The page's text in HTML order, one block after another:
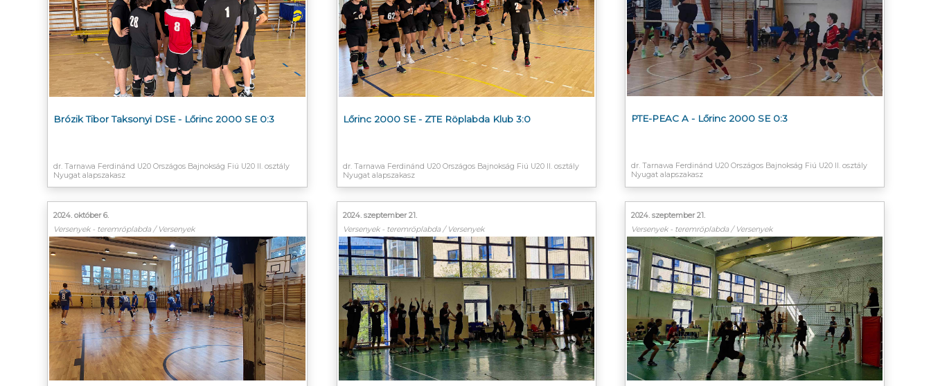
Brózik Tibor Taksonyi DSE - Lőrinc 2000 SE 0:3
dr. Tarnawa Ferdinánd U20 Országos Bajnokság Fiú U20 II. osztály
Nyugat alapszakasz
Lőrinc 2000 SE - ZTE Röplabda Klub 3:0
dr. Tarnawa Ferdinánd U20 Országos Bajnokság Fiú U20 II. osztály
Nyugat alapszakasz
PTE-PEAC A - Lőrinc 2000 SE 0:3
dr. Tarnawa Ferdinánd U20 Országos Bajnokság Fiú U20 II. osztály
Nyugat alapszakasz
2024. október 6.
Versenyek - teremröplabda / Versenyek
2024. szeptember 21.
Versenyek - teremröplabda / Versenyek
2024. szeptember 21.
Versenyek - teremröplabda / Versenyek